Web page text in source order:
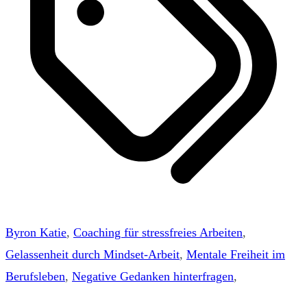
Byron Katie, Coaching für stressfreies Arbeiten,
Gelassenheit durch Mindset-Arbeit, Mentale Freiheit im
Berufsleben, Negative Gedanken hinterfragen,